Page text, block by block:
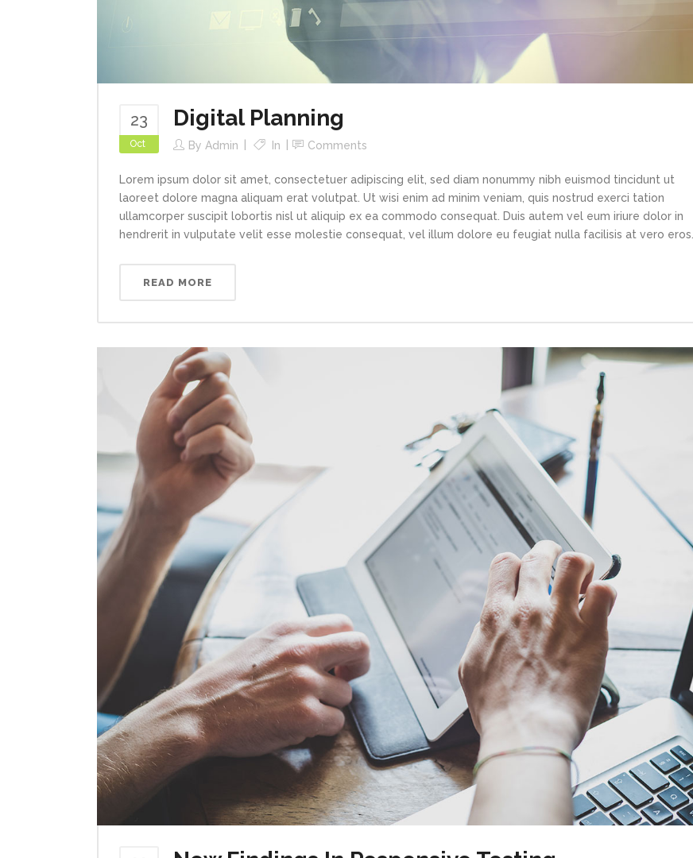
23
Oct
Digital Planning
By Admin In Comments
Lorem ipsum dolor sit amet, consectetuer adipiscing elit, sed diam nonummy nibh euismod tincidunt ut
laoreet dolore magna aliquam erat volutpat. Ut wisi enim ad minim veniam, quis nostrud exerci tation
ullamcorper suscipit lobortis nisl ut aliquip ex ea commodo consequat. Duis autem vel eum iriure dolor in
hendrerit in vulputate velit esse molestie consequat, vel illum dolore eu feugiat nulla facilisis at vero eros...
READ MORE